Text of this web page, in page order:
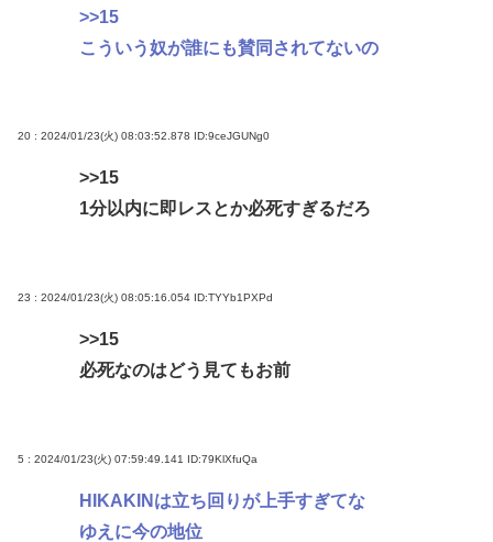
>>15
こういう奴が誰にも賛同されてないの
20 : 2024/01/23(火) 08:03:52.878 ID:9ceJGUNg0
>>15
1分以内に即レスとか必死すぎるだろ
23 : 2024/01/23(火) 08:05:16.054 ID:TYYb1PXPd
>>15
必死なのはどう見てもお前
5 : 2024/01/23(火) 07:59:49.141 ID:79KlXfuQa
HIKAKINは立ち回りが上手すぎてな
ゆえに今の地位